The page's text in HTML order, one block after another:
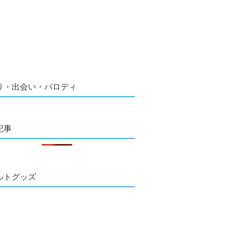
・出会い・パロディ
事
トグッズ